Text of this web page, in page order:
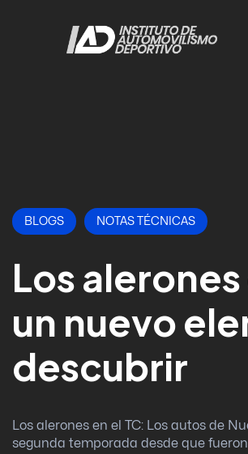
BLOGS NOTAS TÉCNICAS
Los alerones
un nuevo
descubrir
Los alerones en el TC: Los autos de
segunda temporada desde que fueron